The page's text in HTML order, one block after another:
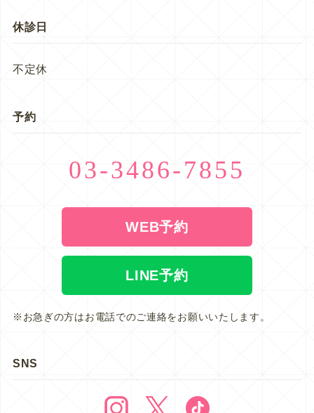
休診日
不定休
予約
03-3486-7855
WEB予約
LINE予約
※お急ぎの方はお電話でのご連絡をお願いいたします。
SNS